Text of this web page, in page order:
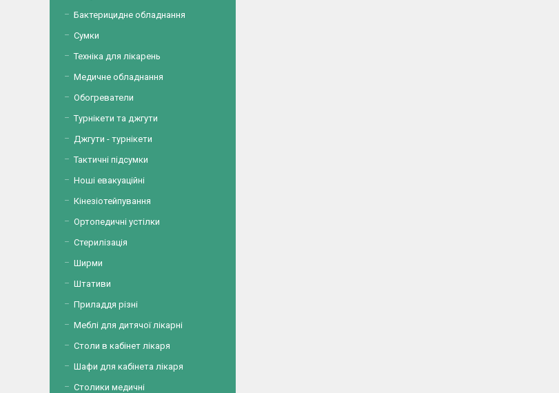
Бактерицидне обладнання
Сумки
Техніка для лікарень
Медичне обладнання
Обогреватели
Турнікети та джгути
Джгути - турнікети
Тактичні підсумки
Ноші евакуаційні
Кінезіотейпування
Ортопедичні устілки
Стерилізація
Ширми
Штативи
Приладдя різні
Меблі для дитячої лікарні
Столи в кабінет лікаря
Шафи для кабінета лікаря
Столики медичні